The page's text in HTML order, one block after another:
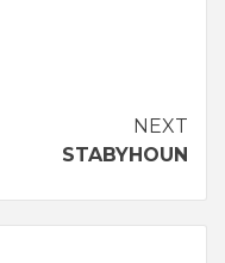
NEXT
STABYHOUN